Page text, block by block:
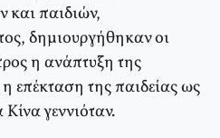
παιδιών,
δημιουργήθηκαν οι
η ανάπτυξη της
επέκταση της παιδείας ως
γεννιόταν.